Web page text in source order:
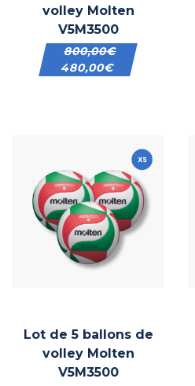
volley Molten
V5M3500
800,00€
480,00€
Lot de 5 ballons de
volley Molten
V5M3500